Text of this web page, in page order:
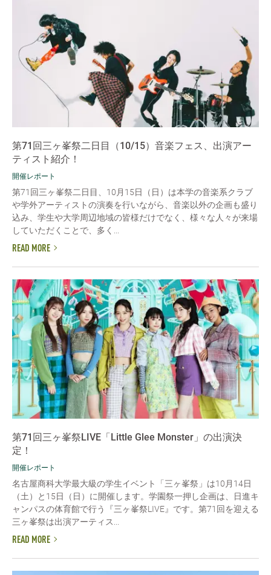
第71回三ヶ峯祭二日目（10/15）音楽フェス、出演アー
ティスト紹介！
開催レポート
第71回三ヶ峯祭二日目、10月15日（日）は本学の音楽系クラブ
や学外アーティストの演奏を行いながら、音楽以外の企画も盛り
込み、学生や大学周辺地域の皆様だけでなく、様々な人々が来場
していただくことで、多く...
READ MORE
第71回三ヶ峯祭LIVE「Little Glee Monster」の出演決
定！
開催レポート
名古屋商科大学最大級の学生イベント「三ヶ峯祭」は10月14日
（土）と15日（日）に開催します。学園祭一押し企画は、日進キ
ャンパスの体育館で行う『三ヶ峯祭LIVE』です。第71回を迎える
三ヶ峯祭は出演アーティス...
READ MORE